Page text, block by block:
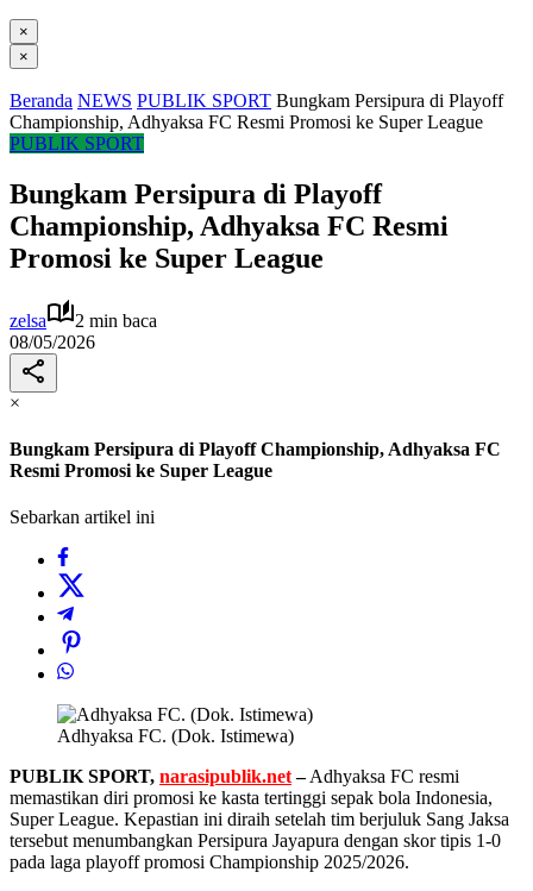
×
×
Beranda NEWS PUBLIK SPORT Bungkam Persipura di Playoff
Championship, Adhyaksa FC Resmi Promosi ke Super League
PUBLIK SPORT
Bungkam Persipura di Playoff
Championship, Adhyaksa FC Resmi
Promosi ke Super League
zelsa
2 min baca
08/05/2026
×
Bungkam Persipura di Playoff Championship, Adhyaksa FC
Resmi Promosi ke Super League
Sebarkan artikel ini
Adhyaksa FC. (Dok. Istimewa)
PUBLIK SPORT, narasipublik.net–Adhyaksa FC resmi
memastikan diri promosi ke kasta tertinggi sepak bola Indonesia,
Super League. Kepastian ini diraih setelah tim berjuluk Sang Jaksa
tersebut menumbangkan Persipura Jayapura dengan skor tipis 1-0
pada laga playoff promosi Championship 2025/2026.